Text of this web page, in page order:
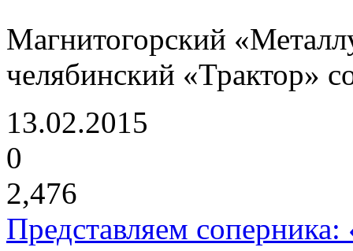
Магнитогорский
челябинский «Трактор»
13.02.2015
0
2,476
Представляем